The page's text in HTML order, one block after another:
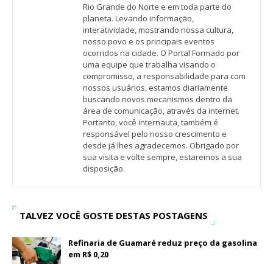
Rio Grande do Norte e em toda parte do
planeta. Levando informação,
interatividade, mostrando nossa cultura,
nosso povo e os principais eventos
ocorridos na cidade. O Portal Formado por
uma equipe que trabalha visando o
compromisso, a responsabilidade para com
nossos usuários, estamos diariamente
buscando novos mecanismos dentro da
área de comunicação, através da internet.
Portanto, você internauta, também é
responsável pelo nosso crescimento e
desde já lhes agradecemos. Obrigado por
sua visita e volte sempre, estaremos a sua
disposição.
TALVEZ VOCÊ GOSTE DESTAS POSTAGENS
Refinaria de Guamaré reduz preço da gasolina
em R$ 0,20